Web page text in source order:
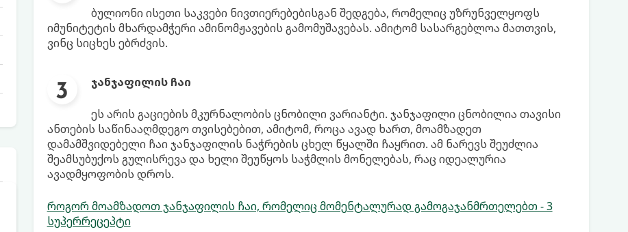
ბულიონი ისეთი საკვები ნივთიერებებისგან შედგება, რომელიც უზრუნველყოფს
იმუნიტეტის მხარდამჭერი ამინომჟავების გამომუშავებას. ამიტომ სასარგებლოა მათთვის,
ვინც სიცხეს ებრძვის.
ჯანჯაფილის ჩაი
ეს არის გაციების მკურნალობის ცნობილი ვარიანტი. ჯანჯაფილი ცნობილია თავისი
ანთების საწინააღმდეგო თვისებებით, ამიტომ, როცა ავად ხართ, მოამზადეთ
დამამშვიდებელი ჩაი ჯანჯაფილის ნაჭრების ცხელ წყალში ჩაყრით. ამ ნარევს შეუძლია
შეამსუბუქოს გულისრევა და ხელი შეუწყოს საჭმლის მონელებას, რაც იდეალურია
ავადმყოფობის დროს.
როგორ მოამზადოთ ჯანჯაფილის ჩაი, რომელიც მომენტალურად გამოგაჯანმრთელებთ - 3
სუპერრეცეპტი